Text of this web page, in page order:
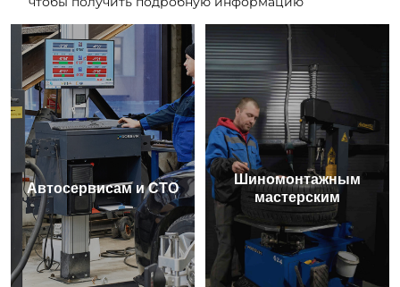
Автосервисам и СТО
Шиномонтажным
мастерским